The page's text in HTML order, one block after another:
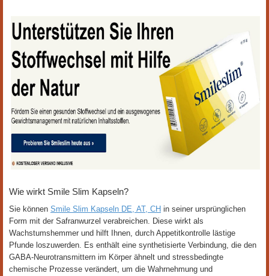
Wie wirkt Smile Slim Kapseln?
Sie können Smile Slim Kapseln DE, AT, CH in seiner ursprünglichen
Form mit der Safranwurzel verabreichen. Diese wirkt als
Wachstumshemmer und hilft Ihnen, durch Appetitkontrolle lästige
Pfunde loszuwerden. Es enthält eine synthetisierte Verbindung, die den
GABA-Neurotransmittern im Körper ähnelt und stressbedingte
chemische Prozesse verändert, um die Wahrnehmung und